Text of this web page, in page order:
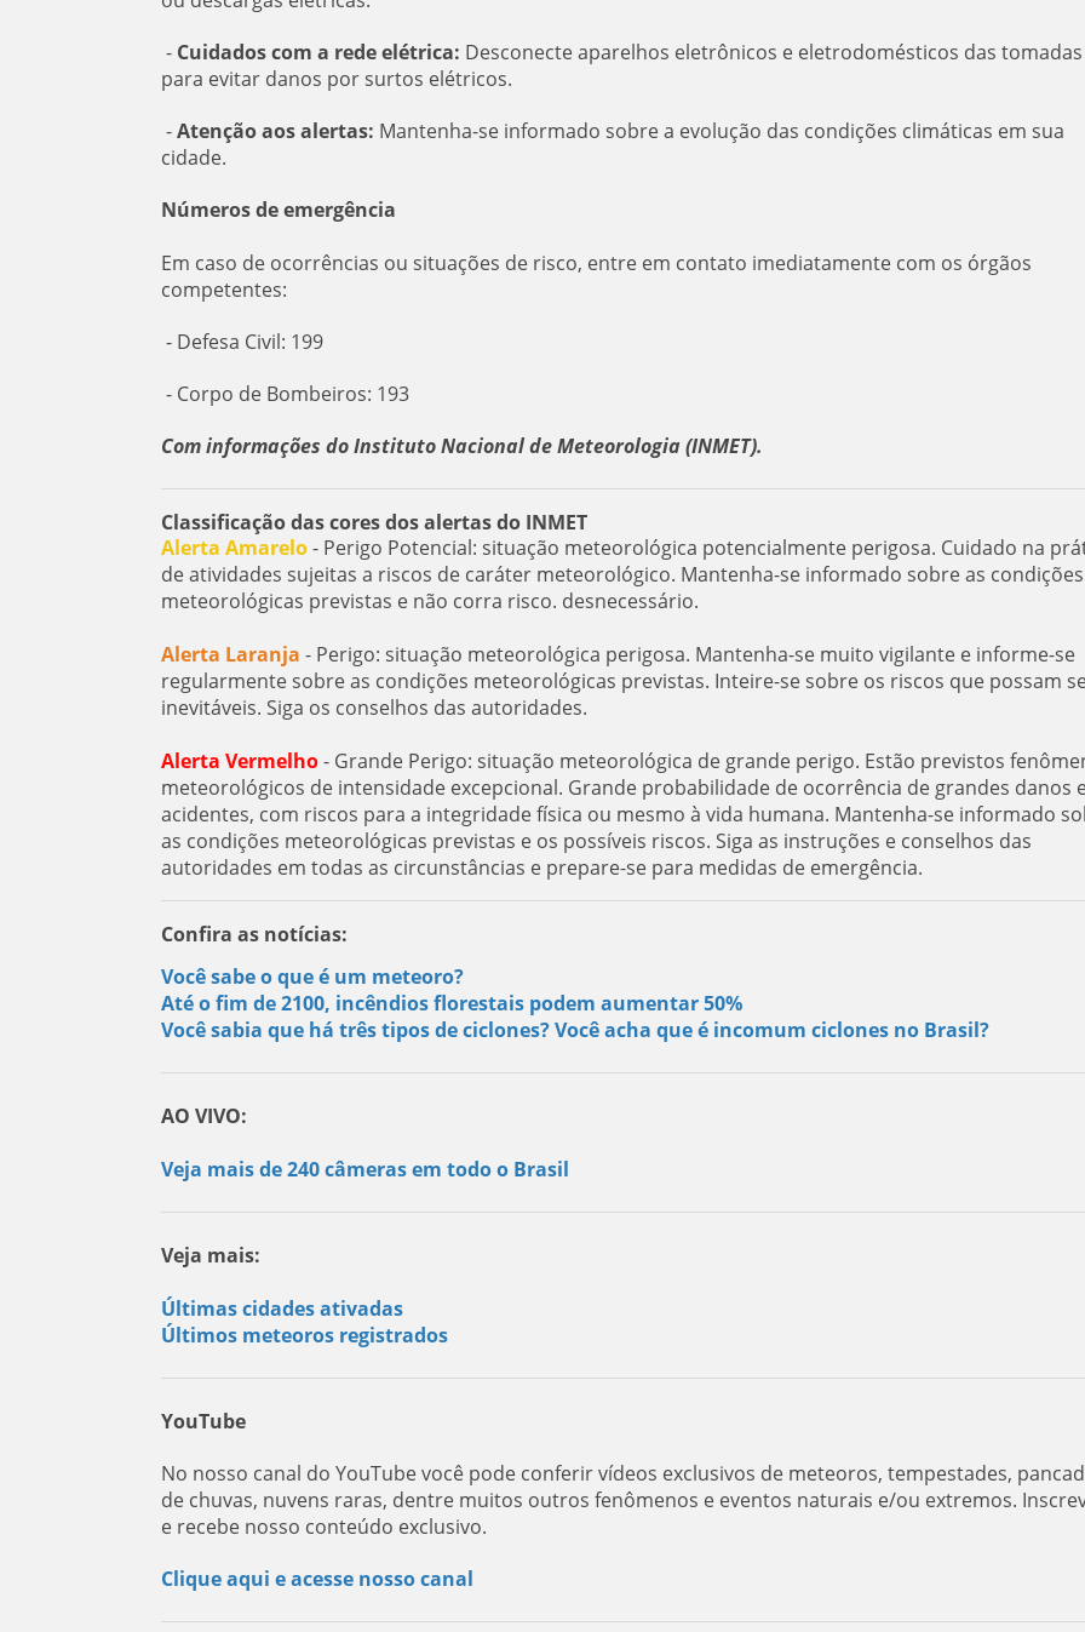
- Cuidados com a rede elétrica: Desconecte aparelhos eletrônicos e eletrodomésticos das tomadas
para evitar danos por surtos elétricos.
-Atenção aos alertas: Mantenha-se informado sobre a evolução das condições climáticas em sua
cidade.
Números de emergência
Em caso de ocorrências ou situações de risco, entre em contato imediatamente com os órgãos
competentes:
- Defesa Civil: 199
- Corpo de Bombeiros: 193
Com informações do Instituto Nacional de Meteorologia (INMET).
Classificação das cores dos alertas do INMET
Alerta Amarelo- Perigo Potencial: situação meteorológica potencialmente perigosa. Cuidado na
de atividades sujeitas a riscos de caráter meteorológico. Mantenha-se informado sobre as condições
meteorológicas previstas e não corra risco. desnecessário.
Alerta Laranja - Perigo: situação meteorológica perigosa. Mantenha-se muito vigilante e informe-se
regularmente sobre as condições meteorológicas previstas. Inteire-se sobre os riscos que possam
inevitáveis. Siga os conselhos das autoridades.
Alerta Vermelho- Grande Perigo: situação meteorológica de grande perigo. Estão previstos
meteorológicos de intensidade excepcional. Grande probabilidade de ocorrência de grandes danos
acidentes, com riscos para a integridade física ou mesmo à vida humana. Mantenha-se informado
as condições meteorológicas previstas e os possíveis riscos. Siga as instruções e conselhos das
autoridades em todas as circunstâncias e prepare-se para medidas de emergência.
Confira as notícias:
Você sabe o que é um meteoro?
Até o fim de 2100, incêndios florestais podem aumentar 50%
Você sabia que há três tipos de ciclones? Você acha que é incomum ciclones no Brasil?
AO VIVO:
Veja mais de 240 câmeras em todo o Brasil
Veja mais:
Últimas cidades ativadas
Últimos meteoros registrados
YouTube
No nosso canal do YouTube você pode conferir vídeos exclusivos de meteoros, tempestades,
de chuvas, nuvens raras, dentre muitos outros fenômenos e eventos naturais e/ou extremos.
e recebe nosso conteúdo exclusivo.
Clique aqui e acesse nosso canal